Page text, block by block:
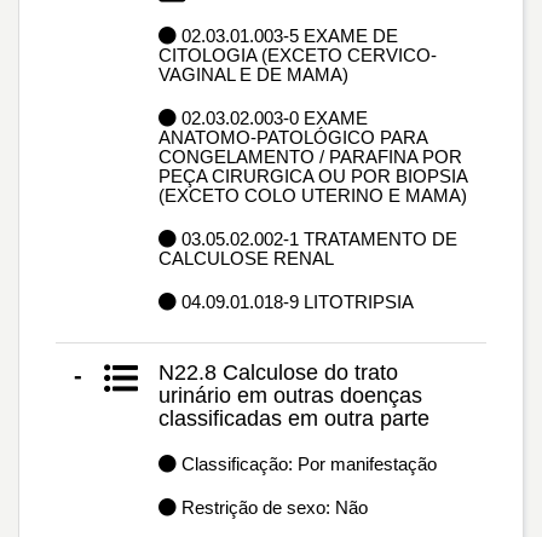
02.03.01.003-5 EXAME DE
CITOLOGIA (EXCETO CERVICO-
VAGINAL E DE MAMA)
02.03.02.003-0 EXAME
ANATOMO-PATOLÓGICO PARA
CONGELAMENTO / PARAFINA POR
PEÇA CIRURGICA OU POR BIOPSIA
(EXCETO COLO UTERINO E MAMA)
03.05.02.002-1 TRATAMENTO DE
CALCULOSE RENAL
04.09.01.018-9 LITOTRIPSIA
-
N22.8 Calculose do trato
urinário em outras doenças
classificadas em outra parte
Classificação: Por manifestação
Restrição de sexo: Não